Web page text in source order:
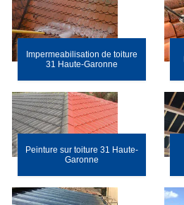
Impermeabilisation de toiture
31 Haute-Garonne
Peinture sur toiture 31 Haute-
Garonne